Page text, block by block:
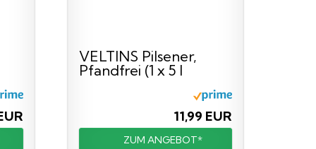
VELTINS Pilsener,
Pfandfrei (1 x 5 l
11,99 EUR
ZUM ANGEBOT*